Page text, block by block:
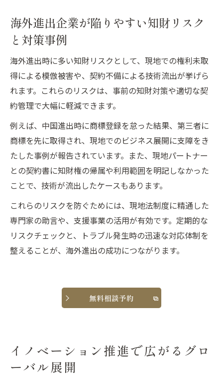
海外進出企業が陥りやすい知財リスク
と対策事例
海外進出時に多い知財リスクとして、現地での権利未取
得による模倣被害や、契約不備による技術流出が挙げら
れます。これらのリスクは、事前の知財対策や適切な契
約管理で大幅に軽減できます。
例えば、中国進出時に商標登録を怠った結果、第三者に
商標を先に取得され、現地でのビジネス展開に支障をき
たした事例が報告されています。また、現地パートナー
との契約書に知財権の帰属や利用範囲を明記しなかった
ことで、技術が流出したケースもあります。
これらのリスクを防ぐためには、現地法制度に精通した
専門家の助言や、支援事業の活用が有効です。定期的な
リスクチェックと、トラブル発生時の迅速な対応体制を
整えることが、海外進出の成功につながります。
無料相談予約
イノベーション推進で広がるグロ
ーバル展開